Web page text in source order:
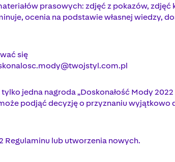
prasowych: zdjęć z pokazów,
ocenia na podstawie własnej wiedzy,
się
jedna nagroda „Doskonałość Mody 2022
podjąć decyzję o przyznaniu wyjątkowo
Regulaminu lub utworzenia nowych.